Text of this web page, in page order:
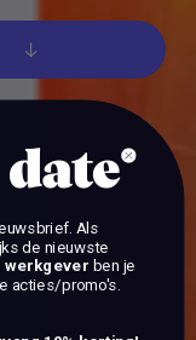
Als
de nieuwste
werkgever ben je
acties/promo's.